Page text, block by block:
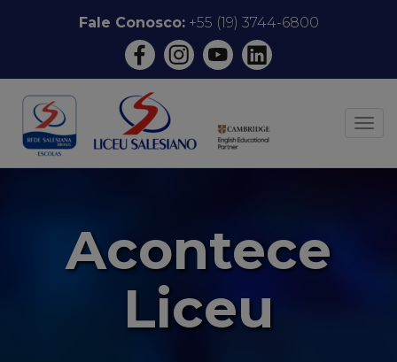
conteúdo
Fale Conosco:+55 (19) 3744-6800
Acontece
Liceu